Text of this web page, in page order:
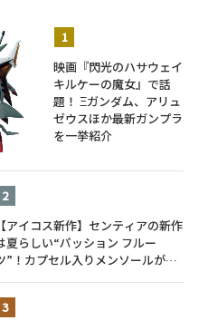
映画『閃光のハサウェイ
キルケーの魔女』で話
題！ Ξガンダム、アリュ
ゼウスほか最新ガンプラ
を一挙紹介
【アイコス新作】センティアの新作
夏らしい“パッション フルー
”！カプセル入りメンソールが仲